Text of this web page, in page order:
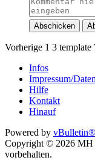
Abschicken
Vorherige 1 3 template
Infos
Impressum/
Hilfe
Kontakt
Hinauf
Powered by vBulletin®
Copyright © 2026 MH
vorbehalten.